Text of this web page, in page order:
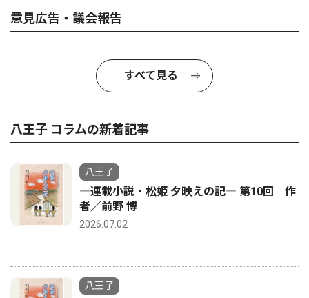
意見広告・議会報告
すべて見る
八王子 コラムの新着記事
八王子
―連載小説・松姫 夕映えの記― 第10回 作
者／前野 博
2026.07.02
八王子